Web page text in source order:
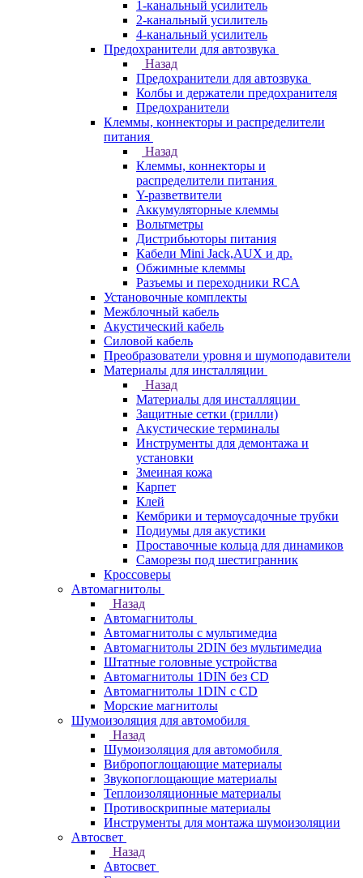
1-канальный усилитель
2-канальный усилитель
4-канальный усилитель
Предохранители для автозвука
Назад
Предохранители для автозвука
Колбы и держатели предохранителя
Предохранители
Клеммы, коннекторы и распределители
питания
Назад
Клеммы, коннекторы и
распределители питания
Y-разветвители
Аккумуляторные клеммы
Вольтметры
Дистрибьюторы питания
Кабели Mini Jack,AUX и др.
Обжимные клеммы
Разъемы и переходники RCA
Установочные комплекты
Межблочный кабель
Акустический кабель
Силовой кабель
Преобразователи уровня и шумоподавители
Материалы для инсталляции
Назад
Материалы для инсталляции
Защитные сетки (грилли)
Акустические терминалы
Инструменты для демонтажа и
установки
Змеиная кожа
Карпет
Клей
Кембрики и термоусадочные трубки
Подиумы для акустики
Проставочные кольца для динамиков
Саморезы под шестигранник
Кроссоверы
Автомагнитолы
Назад
Автомагнитолы
Автомагнитолы с мультимедиа
Автомагнитолы 2DIN без мультимедиа
Штатные головные устройства
Автомагнитолы 1DIN без CD
Автомагнитолы 1DIN с CD
Морские магнитолы
Шумоизоляция для автомобиля
Назад
Шумоизоляция для автомобиля
Вибропоглощающие материалы
Звукопоглощающие материалы
Теплоизоляционные материалы
Противоскрипные материалы
Инструменты для монтажа шумоизоляции
Автосвет
Назад
Автосвет